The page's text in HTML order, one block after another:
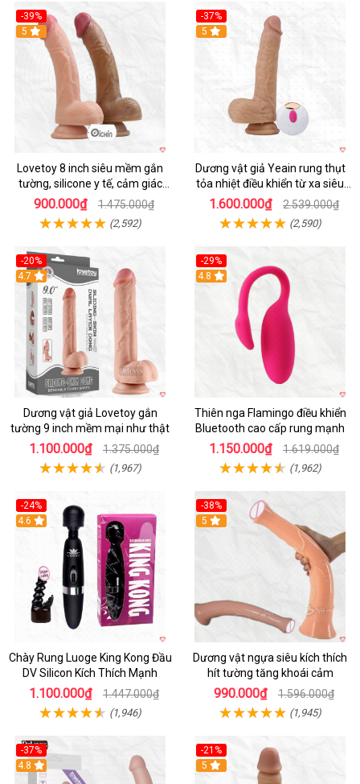
-39%
Hot
5
Lovetoy 8 inch siêu mềm gắn
tường, silicone y tế, cảm giác
thật
900.000₫ 1.475.000₫
(2,592)
-37%
5
Dương vật giả Yeain rung thụt
tỏa nhiệt điều khiển từ xa siêu
HOT
1.600.000₫ 2.539.000₫
(2,590)
-20%
Hot
4.7
Dương vật giả Lovetoy gắn
tường 9 inch mềm mại như thật
1.100.000₫ 1.375.000₫
(1,967)
-29%
Hot
4.8
Thiên nga Flamingo điều khiển
Bluetooth cao cấp rung mạnh
1.150.000₫ 1.619.000₫
(1,962)
-24%
4.6
Chày Rung Luoge King Kong Đầu
DV Silicon Kích Thích Mạnh
1.100.000₫ 1.447.000₫
(1,946)
-38%
Hot
5
Dương vật ngựa siêu kích thích
hít tường tăng khoái cảm
990.000₫ 1.596.000₫
(1,945)
-37%
Hot
4.8
-21%
Hot
5